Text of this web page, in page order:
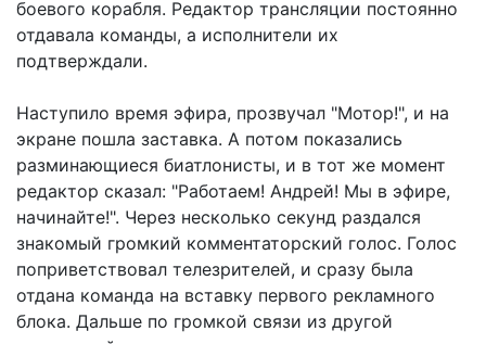
боевого корабля. Редактор трансляции постоянно
отдавала команды, а исполнители их
подтверждали.
Наступило время эфира, прозвучал "Мотор!", и на
экране пошла заставка. А потом показались
разминающиеся биатлонисты, и в тот же момент
редактор сказал: "Работаем! Андрей! Мы в эфире,
начинайте!". Через несколько секунд раздался
знакомый громкий комментаторский голос. Голос
поприветствовал телезрителей, и сразу была
отдана команда на вставку первого рекламного
блока. Дальше по громкой связи из другой